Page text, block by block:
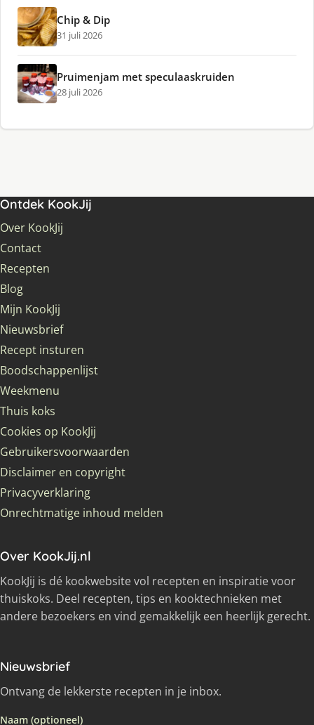
Chip & Dip
31 juli 2026
Pruimenjam met speculaaskruiden
28 juli 2026
Ontdek KookJij
Over KookJij
Contact
Recepten
Blog
Mijn KookJij
Nieuwsbrief
Recept insturen
Boodschappenlijst
Weekmenu
Thuis koks
Cookies op KookJij
Gebruikersvoorwaarden
Disclaimer en copyright
Privacyverklaring
Onrechtmatige inhoud melden
Over KookJij.nl
KookJij is dé kookwebsite vol recepten en inspiratie voor
thuiskoks. Deel recepten, tips en kooktechnieken met
andere bezoekers en vind gemakkelijk een heerlijk gerecht.
Nieuwsbrief
Ontvang de lekkerste recepten in je inbox.
Naam (optioneel)